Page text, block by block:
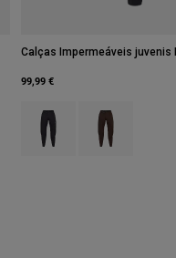
azeitona.
Calças Impermeáveis juvenis
99,99 €
Product swatch type of
Product swatch